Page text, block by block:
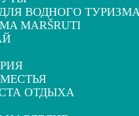
ВОДНОГО ТУРИЗМА
MARŠRUTI
ОТДЫХА